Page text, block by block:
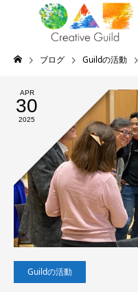
ブログ Guildの活動
APR
30
2025
Guildの活動